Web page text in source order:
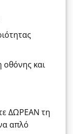
και
ΔΩΡΕΑΝ τη
απλό